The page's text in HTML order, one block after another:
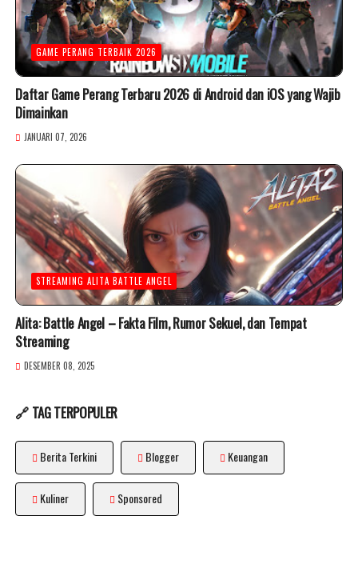
GAME PERANG TERBAIK 2026
Daftar Game Perang Terbaru 2026 di Android dan iOS yang Wajib
Dimainkan
JANUARI 07, 2026
STREAMING ALITA BATTLE ANGEL
Alita: Battle Angel – Fakta Film, Rumor Sekuel, dan Tempat
Streaming
DESEMBER 08, 2025
🔗 TAG TERPOPULER
Berita Terkini Blogger Keuangan
Kuliner Sponsored